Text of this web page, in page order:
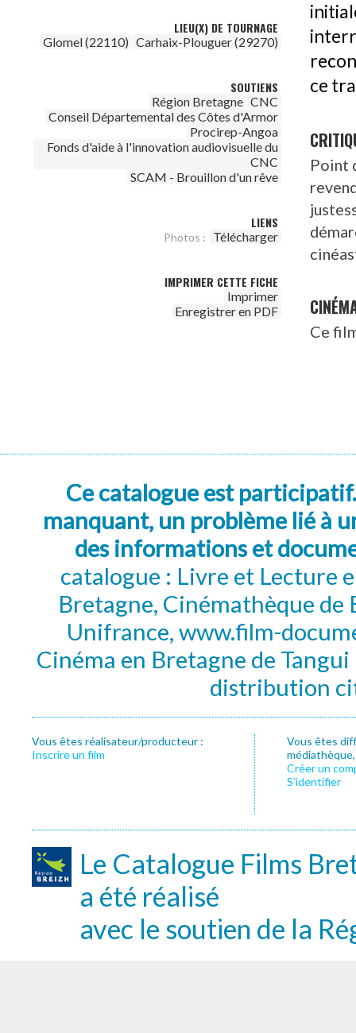
LIEU(X) DE TOURNAGE
Glomel (22110) Carhaix-Plouguer (29270)
SOUTIENS
Région Bretagne CNC
Conseil Départemental des Côtes d'Armor
Procirep-Angoa
Fonds d'aide à l'innovation audiovisuelle du
CNC
SCAM - Brouillon d'un rêve
LIENS
Photos : Télécharger
IMPRIMER CETTE FICHE
Imprimer
Enregistrer en PDF
ce
Point
Ce
Ce catalogue est
manquant, un problème lié à
des informations et
catalogue : Livre et Lecture
Bretagne, Cinémathèque de
Unifrance, www.film-
Cinéma en Bretagne de
distribution
Vous êtes réalisateur/producteur :
Inscrire un film
Vous êtes
Créer un
S’identifier
Le Catalogue Films
a été réalisé
avec le soutien de la